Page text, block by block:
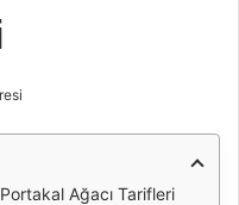
Ağacı Tarifleri